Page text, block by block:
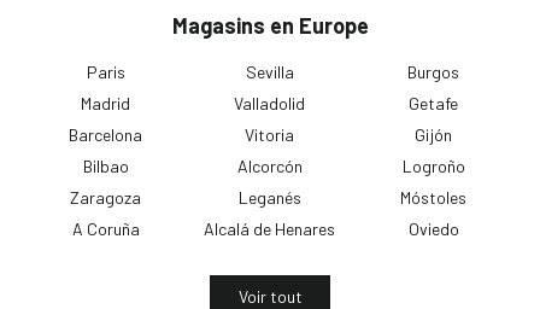
Magasins en Europe
Paris
Madrid
Barcelona
Bilbao
Zaragoza
A Coruña
Sevilla
Valladolid
Vitoria
Alcorcón
Leganés
Alcalá de Henares
Burgos
Getafe
Gijón
Logroño
Móstoles
Oviedo
Voir tout